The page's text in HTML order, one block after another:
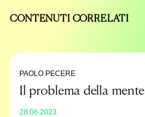
CONTENUTI CORRELATI
PAOLO PECERE
Il problema della mente
28.06.2023